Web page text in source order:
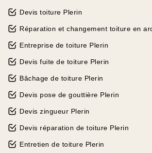
Devis toiture Plerin
Réparation et changement toiture en
Entreprise de toiture Plerin
Devis fuite de toiture Plerin
Bâchage de toiture Plerin
Devis pose de gouttière Plerin
Devis zingueur Plerin
Devis réparation de toiture Plerin
Entretien de toiture Plerin